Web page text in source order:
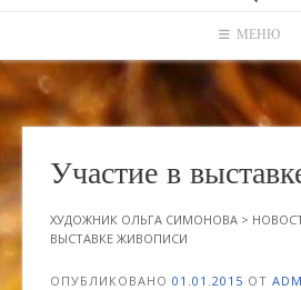
МЕНЮ
Участие в
ХУДОЖНИК ОЛЬГА СИМОНОВА >
ВЫСТАВКЕ ЖИВОПИСИ
ОПУБЛИКОВАНО 01.01.2015 ОТ